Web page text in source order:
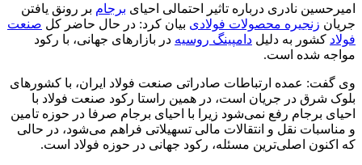
امیرحسین نادری درباره تاثیر احتمالی احیای برجام بر رونق یافتن
جریان زنجیره محصولات فولادی بیان کرد: در حال حاضر کل صنعت
فولاد کشور به دلیل دامپینگ روسیه در بازارهای جهانی، با رکود
مواجه شده است.
وی گفت: عمده ارتباطات صادراتی صنعت فولاد ایران، با کشورهای
بلوک شرق در جریان است، در همین راستا رکود صنعت فولاد با
احیای برجام رفع نمی‌شود زیرا با احیای برجام صرفا در حوزه تامین
و مناسبات نقل و انتقالات مالی تسهیلاتی فراهم می‌شود، در حالی
که اکنون اصلی‌ترین مسئله، رکود جهانی در حوزه فولاد است.